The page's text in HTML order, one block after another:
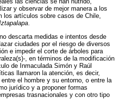
y observar de mejor manera a los
artículos sobre casos de Chile,
descarta medidas e intentos desde
ciudades por el riesgo de diversos
e impedir el corte de árboles para
, en términos de la modificación
de Inmaculada Simón y Raúl
llamaron la atención, es decir,
el hombre y su entorno, o entre la
jurídico y a proponer formas
trasnacionales y con otro tipo